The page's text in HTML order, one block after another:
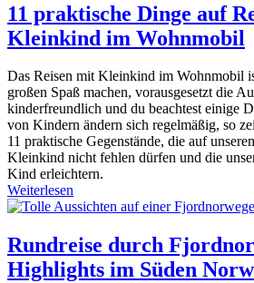
11 praktische Dinge auf
Kleinkind im Wohnmobil
Das Reisen mit Kleinkind im Wohnmobil
großen Spaß machen, vorausgesetzt die
kinderfreundlich und du beachtest einige
von Kindern ändern sich regelmäßig, so
11 praktische Gegenstände, die auf
Kleinkind nicht fehlen dürfen und die
Kind erleichtern.
Weiterlesen
Rundreise durch
Highlights im Süden